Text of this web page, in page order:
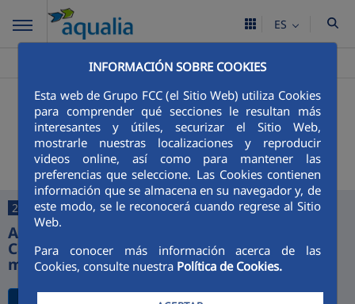
INFORMACIÓN SOBRE COOKIES
Esta web de Grupo FCC (el Sitio Web) utiliza Cookies
para comprender qué secciones le resultan más
interesantes y útiles, securizar el Sitio Web,
mostrarle nuestras localizaciones y reproducir
videos online, así como para mantener las
preferencias que seleccione. Las Cookies contienen
información que se almacena en su navegador y, de
este modo, se le reconocerá cuando regrese al Sitio
Web.
Para conocer más información acerca de las
Cookies, consulte nuestra Política de Cookies.
ES
>Huércal de Almería
+ Buscador
Últimas noticias
27/07/2026
Aqualia desarrollará la depuradora de
Cajamarca y alcanza una cartera de 1.000
millones de euros en Perú